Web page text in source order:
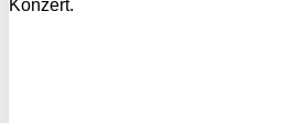
Konzert.